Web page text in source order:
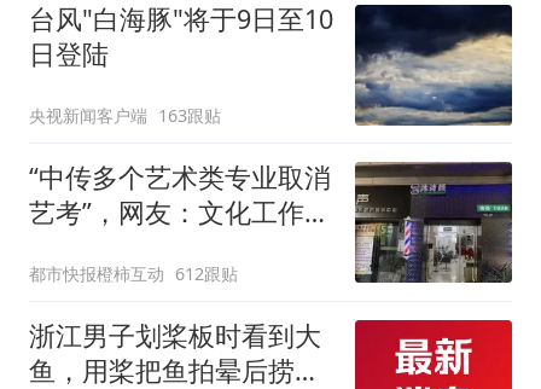
台风"白海豚"将于9日至10
日登陆
央视新闻客户端 163跟贴
“中传多个艺术类专业取消
艺考”，网友：文化工作者
含金量还在持续上升
都市快报橙柿互动 612跟贴
浙江男子划桨板时看到大
鱼，用桨把鱼拍晕后捞